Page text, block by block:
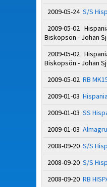
2009-05-24 S/S
2009-05-02
Biskopsön - Johan
2009-05-02
Biskopsön - Johan
2009-05-02 RB
2009-01-03 Hispania
2009-01-03 SS
2009-01-03
2008-09-20 S/S
2008-09-20 S/S
2008-09-20 RB